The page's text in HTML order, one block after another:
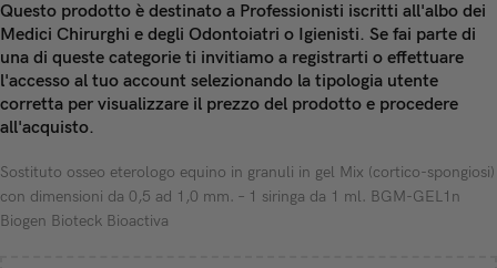
Questo prodotto è destinato a Professionisti iscritti all'albo dei
Medici Chirurghi e degli Odontoiatri o Igienisti. Se fai parte di
una di queste categorie ti invitiamo a registrarti o effettuare
l'accesso al tuo account selezionando la tipologia utente
corretta per visualizzare il prezzo del prodotto e procedere
all'acquisto.
Sostituto osseo eterologo equino in granuli in gel Mix (cortico-spongiosi)
con dimensioni da 0,5 ad 1,0 mm. – 1 siringa da 1 ml. BGM-GEL1n
Biogen Bioteck Bioactiva